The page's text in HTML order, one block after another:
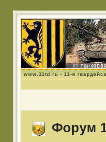
www.11td.ru - 11-я
Форум